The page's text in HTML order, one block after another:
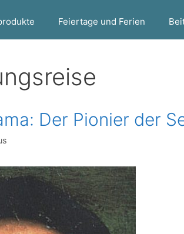
Feiertage und Ferien
Der Pionier der